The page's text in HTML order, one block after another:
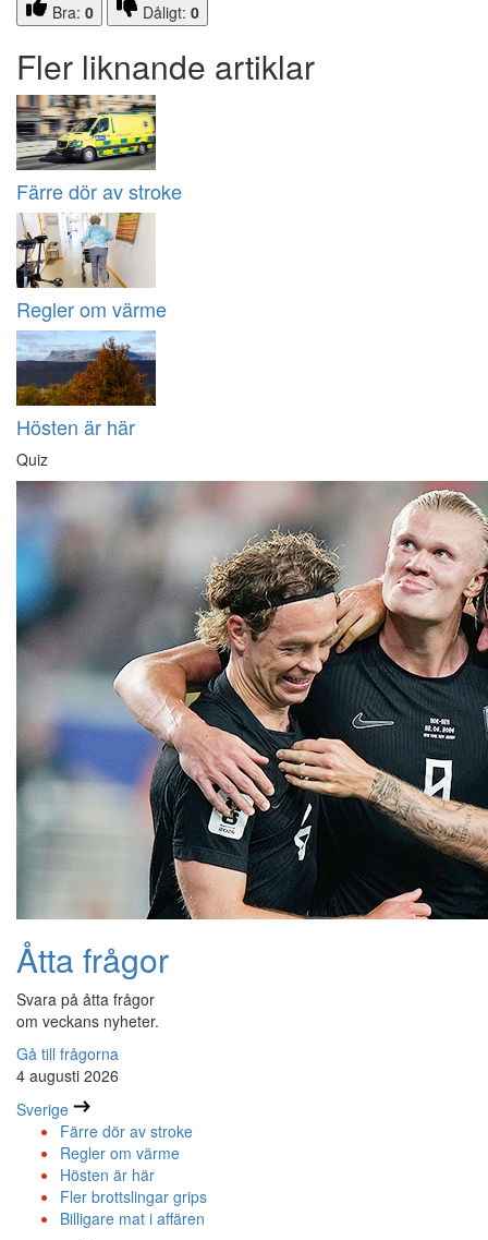
Bra: 0 Dåligt: 0
Fler liknande artiklar
Färre dör av stroke
Regler om värme
Hösten är här
Quiz
Åtta frågor
Svara på åtta frågor
om veckans nyheter.
Gå till frågorna
4 augusti 2026
Sverige
Färre dör av stroke
Regler om värme
Hösten är här
Fler brottslingar grips
Billigare mat i affären